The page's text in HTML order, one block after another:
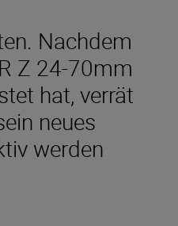
Nachdem
Z 24-70mm
hat, verrät
neues
werden